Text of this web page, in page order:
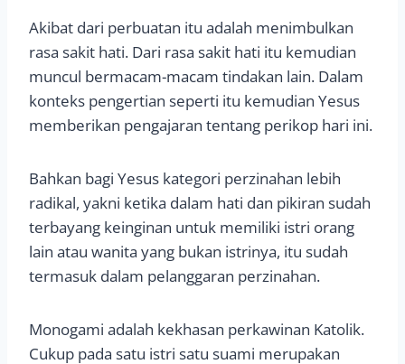
Akibat dari perbuatan itu adalah menimbulkan
rasa sakit hati. Dari rasa sakit hati itu kemudian
muncul bermacam-macam tindakan lain. Dalam
konteks pengertian seperti itu kemudian Yesus
memberikan pengajaran tentang perikop hari ini.
Bahkan bagi Yesus kategori perzinahan lebih
radikal, yakni ketika dalam hati dan pikiran sudah
terbayang keinginan untuk memiliki istri orang
lain atau wanita yang bukan istrinya, itu sudah
termasuk dalam pelanggaran perzinahan.
Monogami adalah kekhasan perkawinan Katolik.
Cukup pada satu istri satu suami merupakan